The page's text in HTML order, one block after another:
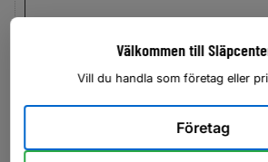
Välkommen till
Vill du handla som företag eller
Företag